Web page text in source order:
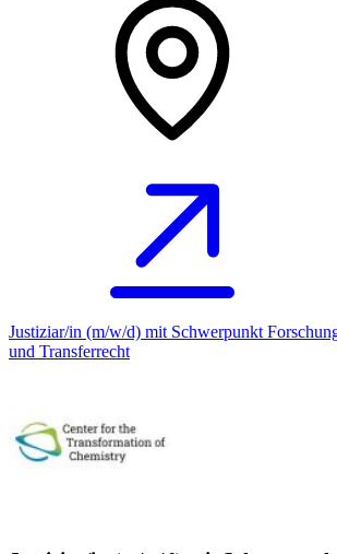
Justiziar/in (m/w/d) mit Schwerpunkt
und Transferrecht